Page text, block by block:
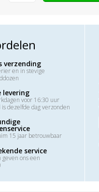
verzending
en in stevige
levering
voor 16:30 uur
is dezelfde dag verzonden
15 jaar betrouwbaar
service
geven ons een